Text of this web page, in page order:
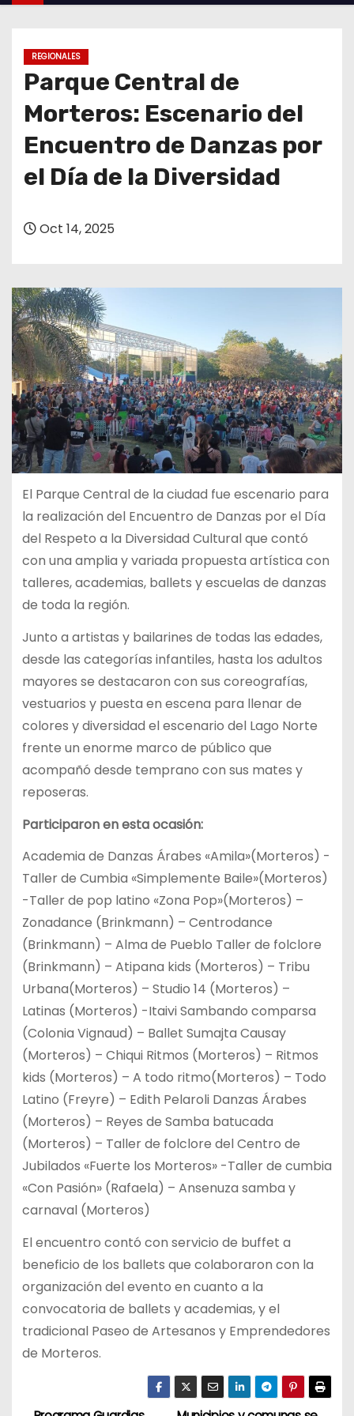
o
REGIONALES
Parque Central de
Morteros: Escenario del
Encuentro de Danzas por
el Día de la Diversidad
Oct 14, 2025
El Parque Central de la ciudad fue escenario para
la realización del Encuentro de Danzas por el Día
del Respeto a la Diversidad Cultural que contó
con una amplia y variada propuesta artística con
talleres, academias, ballets y escuelas de danzas
de toda la región.
Junto a artistas y bailarines de todas las edades,
desde las categorías infantiles, hasta los adultos
mayores se destacaron con sus coreografías,
vestuarios y puesta en escena para llenar de
colores y diversidad el escenario del Lago Norte
frente un enorme marco de público que
acompañó desde temprano con sus mates y
reposeras.
Participaron en esta ocasión:
Academia de Danzas Árabes «Amila»(Morteros) -
Taller de Cumbia «Simplemente Baile»(Morteros)
-Taller de pop latino «Zona Pop»(Morteros) –
Zonadance (Brinkmann) – Centrodance
(Brinkmann) – Alma de Pueblo Taller de folclore
(Brinkmann) – Atipana kids (Morteros) – Tribu
Urbana(Morteros) – Studio 14 (Morteros) –
Latinas (Morteros) -Itaivi Sambando comparsa
(Colonia Vignaud) – Ballet Sumajta Causay
(Morteros) – Chiqui Ritmos (Morteros) – Ritmos
kids (Morteros) – A todo ritmo(Morteros) – Todo
Latino (Freyre) – Edith Pelaroli Danzas Árabes
(Morteros) – Reyes de Samba batucada
(Morteros) – Taller de folclore del Centro de
Jubilados «Fuerte los Morteros» -Taller de cumbia
«Con Pasión» (Rafaela) – Ansenuza samba y
carnaval (Morteros)
El encuentro contó con servicio de buffet a
beneficio de los ballets que colaboraron con la
organización del evento en cuanto a la
convocatoria de ballets y academias, y el
tradicional Paseo de Artesanos y Emprendedores
de Morteros.